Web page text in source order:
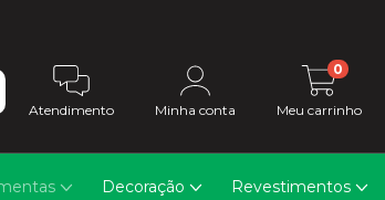
Atendimento Minha conta Meu carrinho
0
Decoração Revestimentos